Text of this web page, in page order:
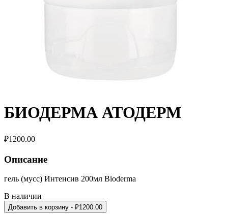
БИОДЕРМА АТОДЕРМ
₽1200.00
Описание
гель (мусс) Интенсив 200мл Bioderma
В наличии
Добавить в корзину - ₽1200.00